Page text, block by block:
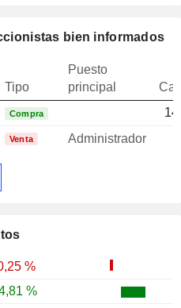
%
%
bien informados
Tipo
Puesto
principal
Compra
Venta Administrador